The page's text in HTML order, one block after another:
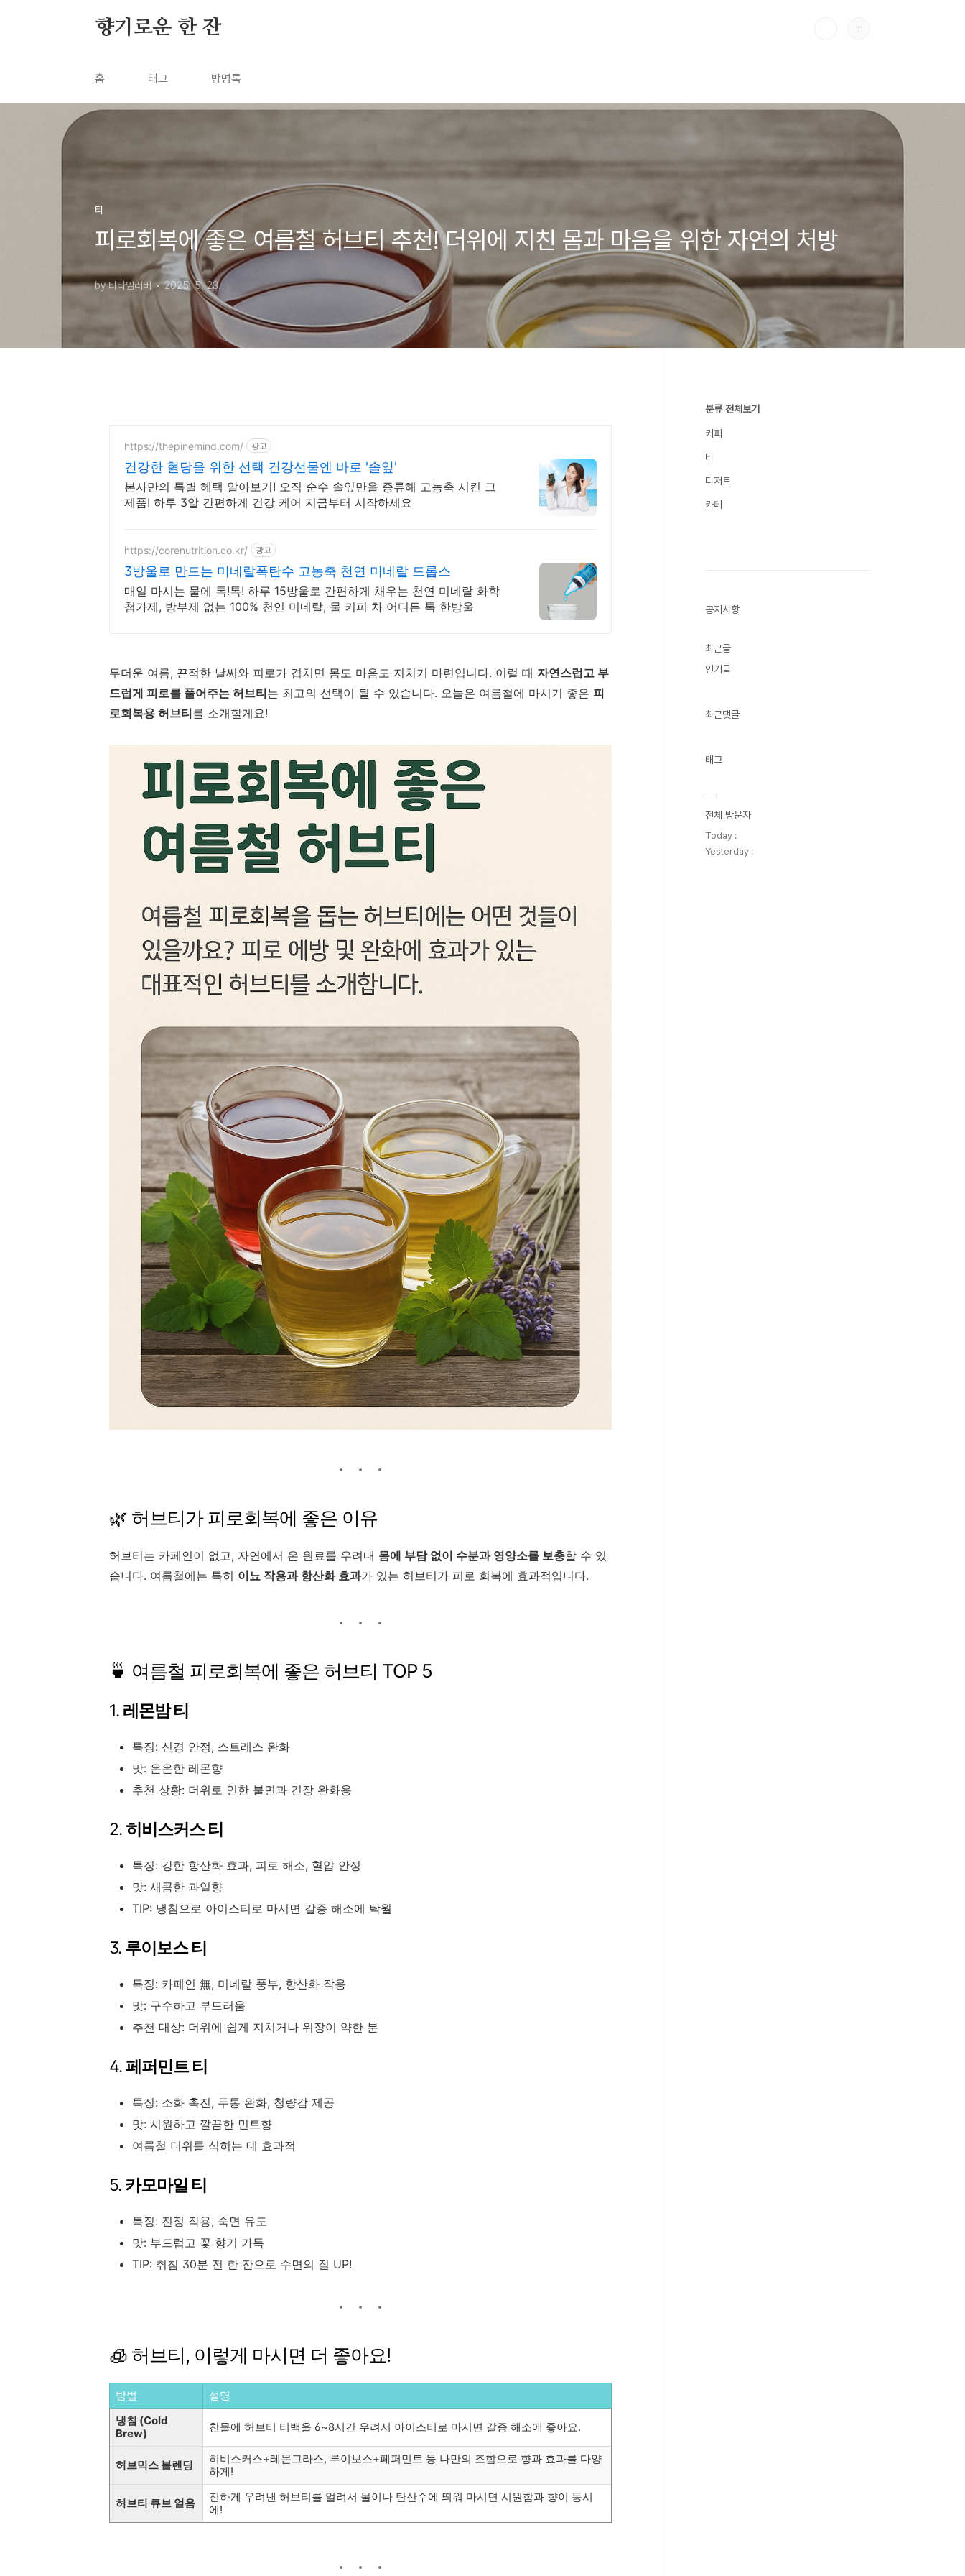
향기로운 한 잔
홈 태그 방명록
티
피로회복에 좋은 여름철 허브티 추천! 더위에 지친 몸과 마음을 위한 자연의 처방
by 티타임러버 2025. 5. 23.
https://thepinemind.com/ 광고
건강한 혈당을 위한 선택 건강선물엔 바로 '솔잎'
본사만의 특별 혜택 알아보기! 오직 순수 솔잎만을 증류해 고농축 시킨 그
제품! 하루 3알 간편하게 건강 케어 지금부터 시작하세요
https://corenutrition.co.kr/ 광고
3방울로 만드는 미네랄폭탄수 고농축 천연 미네랄 드롭스
매일 마시는 물에 톡!톡! 하루 15방울로 간편하게 채우는 천연 미네랄 화학
첨가제, 방부제 없는 100% 천연 미네랄, 물 커피 차 어디든 톡 한방울
무더운 여름, 끈적한 날씨와 피로가 겹치면 몸도 마음도 지치기 마련입니다. 이럴 때 자연스럽고 부
드럽게 피로를 풀어주는 허브티는 최고의 선택이 될 수 있습니다. 오늘은 여름철에 마시기 좋은 피
로회복용 허브티를 소개할게요!
🌿 허브티가 피로회복에 좋은 이유
허브티는 카페인이 없고, 자연에서 온 원료를 우려내 몸에 부담 없이 수분과 영양소를 보충할 수 있
습니다. 여름철에는 특히 이뇨 작용과 항산화 효과가 있는 허브티가 피로 회복에 효과적입니다.
🍵 여름철 피로회복에 좋은 허브티 TOP 5
1. 레몬밤 티
특징: 신경 안정, 스트레스 완화
맛: 은은한 레몬향
추천 상황: 더위로 인한 불면과 긴장 완화용
2. 히비스커스 티
특징: 강한 항산화 효과, 피로 해소, 혈압 안정
맛: 새콤한 과일향
TIP: 냉침으로 아이스티로 마시면 갈증 해소에 탁월
3. 루이보스 티
특징: 카페인 無, 미네랄 풍부, 항산화 작용
맛: 구수하고 부드러움
추천 대상: 더위에 쉽게 지치거나 위장이 약한 분
4.페퍼민트 티
특징: 소화 촉진, 두통 완화, 청량감 제공
맛: 시원하고 깔끔한 민트향
여름철 더위를 식히는 데 효과적
5. 카모마일 티
특징: 진정 작용, 숙면 유도
맛: 부드럽고 꽃 향기 가득
TIP: 취침 30분 전 한 잔으로 수면의 질 UP!
🧊 허브티, 이렇게 마시면 더 좋아요!
방법
설명
냉침 (Cold
Brew)
찬물에 허브티 티백을 6~8시간 우려서 아이스티로 마시면 갈증 해소에 좋아요.
허브믹스 블렌딩
히비스커스+레몬그라스, 루이보스+페퍼민트 등 나만의 조합으로 향과 효과를 다양
하게!
허브티 큐브 얼음
진하게 우려낸 허브티를 얼려서 물이나 탄산수에 띄워 마시면 시원함과 향이 동시
에!
분류 전체보기
커피
티
디저트
카페
공지사항
최근글
인기글
최근댓글
태그
전체 방문자
Today :
Yesterday :